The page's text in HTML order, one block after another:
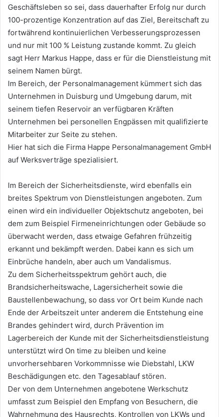
Geschäftsleben so sei, dass dauerhafter Erfolg nur durch
100-prozentige Konzentration auf das Ziel, Bereitschaft zu
fortwährend kontinuierlichen Verbesserungsprozessen
und nur mit 100 % Leistung zustande kommt. Zu gleich
sagt Herr Markus Happe, dass er für die Dienstleistung mit
seinem Namen bürgt.
Im Bereich, der Personalmanagement kümmert sich das
Unternehmen in Duisburg und Umgebung darum, mit
seinem tiefen Reservoir an verfügbaren Kräften
Unternehmen bei personellen Engpässen mit qualifizierte
Mitarbeiter zur Seite zu stehen.
Hier hat sich die Firma Happe Personalmanagement GmbH
auf Werksverträge spezialisiert.
Im Bereich der Sicherheitsdienste, wird ebenfalls ein
breites Spektrum von Dienstleistungen angeboten. Zum
einen wird ein individueller Objektschutz angeboten, bei
dem zum Beispiel Firmeneinrichtungen oder Gebäude so
überwacht werden, dass etwaige Gefahren frühzeitig
erkannt und bekämpft werden. Dabei kann es sich um
Einbrüche handeln, aber auch um Vandalismus.
Zu dem Sicherheitsspektrum gehört auch, die
Brandsicherheitswache, Lagersicherheit sowie die
Baustellenbewachung, so dass vor Ort beim Kunde nach
Ende der Arbeitszeit unter anderem die Entstehung eine
Brandes gehindert wird, durch Prävention im
Lagerbereich der Kunde mit der Sicherheitsdienstleistung
unterstützt wird On time zu bleiben und keine
unvorhersehbaren Vorkommnisse wie Diebstahl, LKW
Beschädigungen etc. den Tagesablauf stören.
Der von dem Unternehmen angebotene Werkschutz
umfasst zum Beispiel den Empfang von Besuchern, die
Wahrnehmung des Hausrechts, Kontrollen von LKWs und